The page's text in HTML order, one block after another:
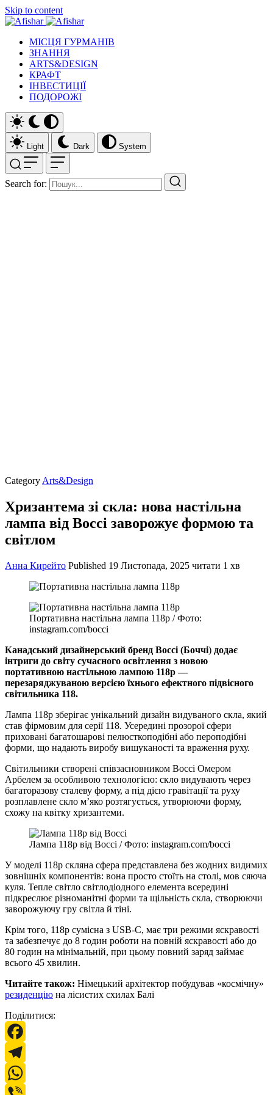
Skip to content
МІСЦЯ ГУРМАНІВ
ЗНАННЯ
ARTS&DESIGN
КРАФТ
ІНВЕСТИЦІЇ
ПОДОРОЖІ
Light Dark System
Search for:
Category Arts&Design
Хризантема зі скла: нова настільна
лампа від Bocci заворожує формою та
світлом
Анна Кирейто Published 19 Листопада, 2025 читати 1 хв
Портативна настільна лампа 118p / Фото:
instagram.com/bocci
Канадський дизайнерський бренд Bocci (Боччі) додає
інтриги до світу сучасного освітлення з новою
портативною настільною лампою 118p —
перезаряджуваною версією їхнього ефектного підвісного
світильника 118.
Лампа 118p зберігає унікальний дизайн видуваного скла, який
став фірмовим для серії 118. Усередині прозорої сфери
приховані багатошарові пелюсткоподібні або пероподібні
форми, що надають виробу вишуканості та враження руху.
Світильники створені співзасновником Bocci Омером
Арбелем за особливою технологією: скло видувають через
багаторазову сталеву форму, а під дією гравітації та руху
розплавлене скло м’яко розтягується, утворюючи форму,
схожу на квітку хризантеми.
Лампа 118p від Bocci / Фото: instagram.com/bocci
У моделі 118p скляна сфера представлена без жодних видимих
зовнішніх компонентів: вона просто стоїть на столі, мов сяюча
куля. Тепле світло світлодіодного елемента всередині
підкреслює різноманітні форми та щільність скла, створюючи
заворожуючу гру світла й тіні.
Крім того, 118p сумісна з USB-C, має три режими яскравості
та забезпечує до 8 годин роботи на повній яскравості або до
80 годин на мінімальній, при цьому повний заряд займає
всього 45 хвилин.
Читайте також: Німецький архітектор побудував «космічну»
резиденцію на лісистих схилах Балі
Поділитися:
Facebook
Telegram